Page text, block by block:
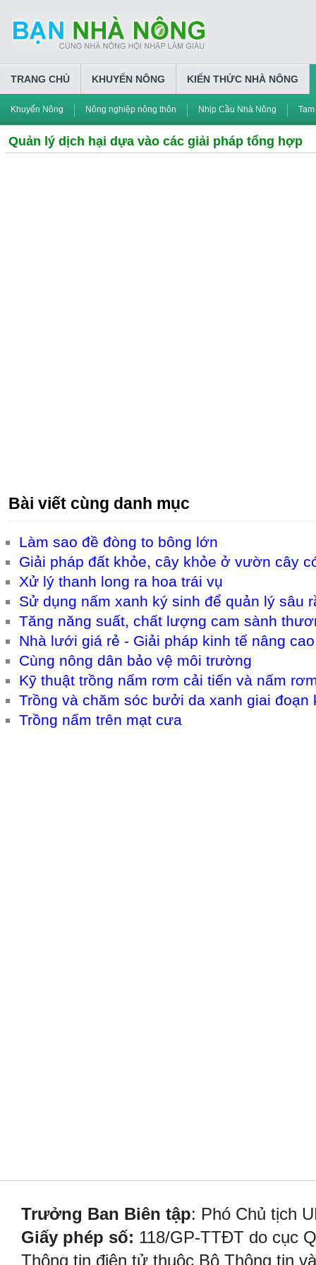
TRANG CHỦ KHUYẾN NÔNG KIẾN THỨC NHÀ NÔNG
Khuyến Nông Nông nghiệp nông thôn Nhịp Cầu Nhà Nông
Quản lý dịch hại dựa vào các giải pháp tổng hợp
Bài viết cùng danh mục
Làm sao đề đòng to bông lớn
Giải pháp đất khỏe, cây khỏe ở vườn cây
Xử lý thanh long ra hoa trái vụ
Sử dụng nấm xanh ký sinh để quản lý sâu
Tăng năng suất, chất lượng cam sành
Nhà lưới giá rẻ - Giải pháp kinh tế nâng
Cùng nông dân bảo vệ môi trường
Kỹ thuật trồng nấm rơm cải tiến và nấm
Trồng và chăm sóc bưởi da xanh giai đoạn
Trồng nấm trên mạt cưa
Trưởng Ban Biên tập: Phó Chủ tịch
Giấy phép số: 118/GP-TTĐT do cục
Thông tin điện tử thuộc Bộ Thông tin